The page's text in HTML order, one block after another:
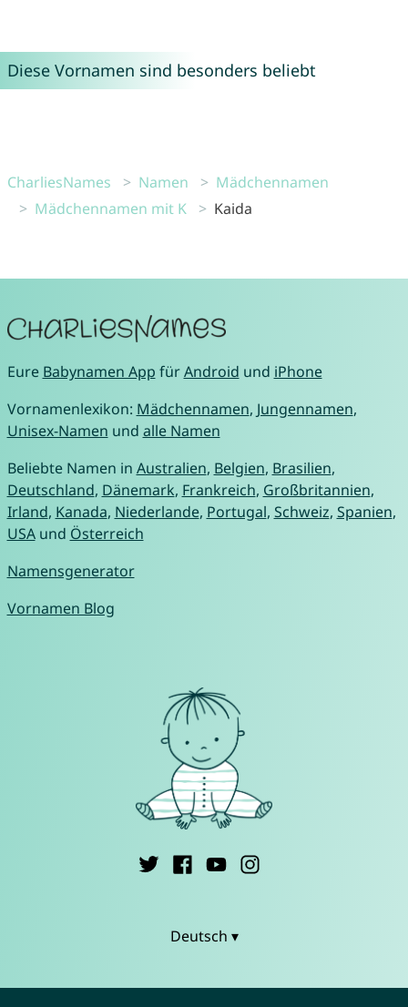
Diese Vornamen sind besonders beliebt
CharliesNames Namen
Mädchennamen
Mädchennamen mit K
Kaida
Eure Babynamen App fürAndroid und iPhone
Vornamenlexikon: Mädchennamen, Jungennamen,
Unisex-Namen und alle Namen
Beliebte Namen in Australien, Belgien, Brasilien,
Deutschland, Dänemark, Frankreich, Großbritannien,
Irland, Kanada, Niederlande, Portugal, Schweiz, Spanien,
USAund Österreich
Namensgenerator
Vornamen Blog
Deutsch ▾